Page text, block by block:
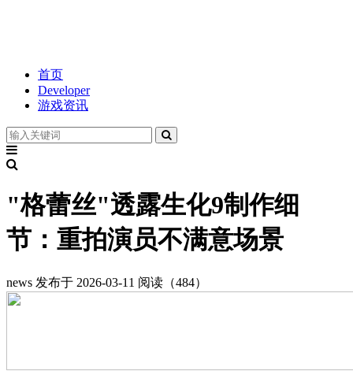
首页
Developer
游戏资讯
"格蕾丝"透露生化9制作细
节：重拍演员不满意场景
news 发布于 2026-03-11 阅读（484）